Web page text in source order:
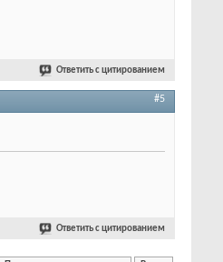
Ответить с цитированием
#5
Ответить с цитированием